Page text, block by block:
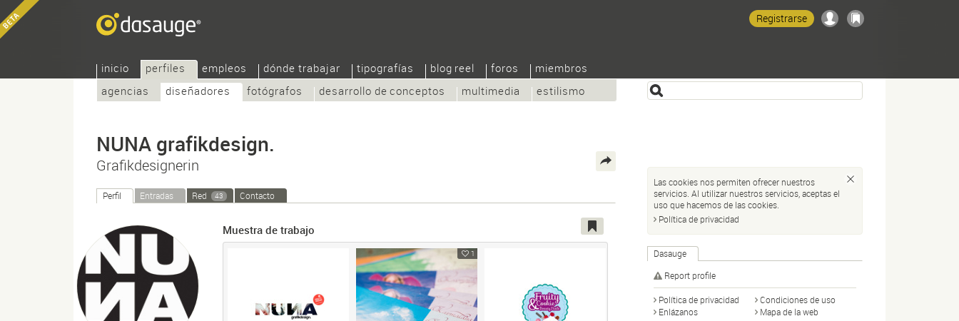
inicio
perfiles
agencias
diseñadores fotógrafos desarrollo de conceptos multimedia estilismo
empleos dónde trabajar tipografías blog reel foros miembros
Registrarse
NUNA grafikdesign.
Grafikdesignerin
Perfil Entradas Red 43 Contacto
Muestra de trabajo
1
Las cookies nos permiten ofrecer nuestros
servicios. Al utilizar nuestros servicios, aceptas el
uso que hacemos de las cookies.
Política de privacidad
Dasauge
Report profile
Política de privacidad
Condiciones de uso
Enlázanos
Mapa de la web